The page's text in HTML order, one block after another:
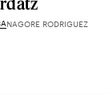
NAGORE RODRIGUEZ